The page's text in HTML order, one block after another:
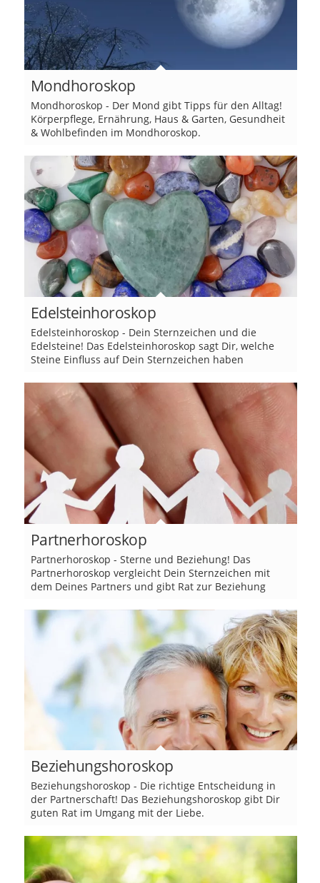
Mondhoroskop
Mondhoroskop - Der Mond gibt Tipps für den Alltag!
Körperpflege, Ernährung, Haus & Garten, Gesundheit
& Wohlbefinden im Mondhoroskop.
Edelsteinhoroskop
Edelsteinhoroskop - Dein Sternzeichen und die
Edelsteine! Das Edelsteinhoroskop sagt Dir, welche
Steine Einfluss auf Dein Sternzeichen haben
Partnerhoroskop
Partnerhoroskop - Sterne und Beziehung! Das
Partnerhoroskop vergleicht Dein Sternzeichen mit
dem Deines Partners und gibt Rat zur Beziehung
Beziehungshoroskop
Beziehungshoroskop - Die richtige Entscheidung in
der Partnerschaft! Das Beziehungshoroskop gibt Dir
guten Rat im Umgang mit der Liebe.